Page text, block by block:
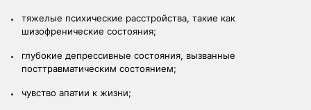
тяжелые психические расстройства, такие как
шизофренические состояния;
глубокие депрессивные состояния, вызванные
посттравматическим состоянием;
чувство апатии к жизни;